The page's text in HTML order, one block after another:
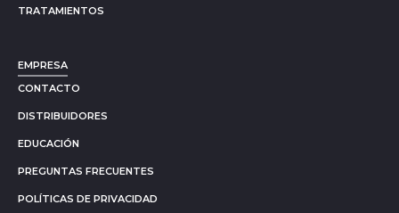
TRATAMIENTOS
EMPRESA
CONTACTO
DISTRIBUIDORES
EDUCACIÓN
PREGUNTAS FRECUENTES
POLÍTICAS DE PRIVACIDAD